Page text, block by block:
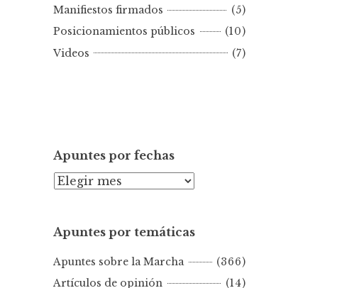
e
c
a
Manifiestos firmados
(5)
Posicionamientos públicos
(10)
Videos
(7)
Apuntes por fechas
A
n
e
s
Apuntes por temáticas
Apuntes sobre la Marcha
(366)
Artículos de opinión
(14)